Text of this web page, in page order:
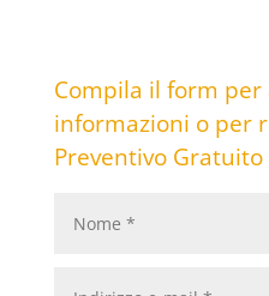
Compila il form per
informazioni o per
Preventivo Gratuito